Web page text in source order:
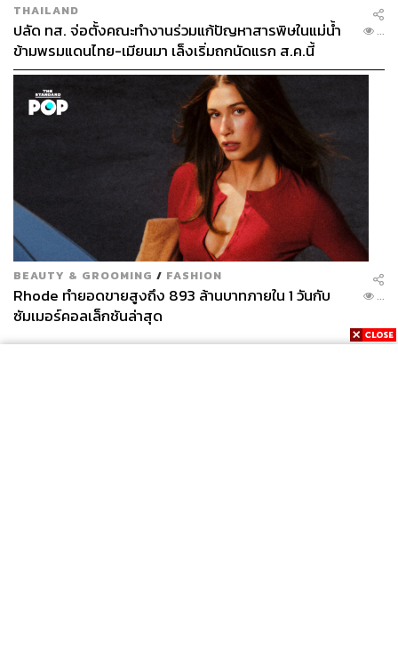
THAILAND
ปลัด ทส. จ่อตั้งคณะทำงานร่วมแก้ปัญหาสารพิษในแม่น้ำ
ข้ามพรมแดนไทย-เมียนมา เล็งเริ่มถกนัดแรก ส.ค.นี้
...
BEAUTY & GROOMING / FASHION
Rhode ทำยอดขายสูงถึง 893 ล้านบาทภายใน 1 วันกับ
ซัมเมอร์คอลเล็กชันล่าสุด
...